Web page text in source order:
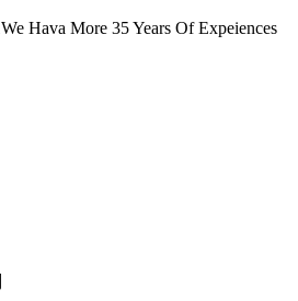
We Hava More 35 Years Of Expeiences